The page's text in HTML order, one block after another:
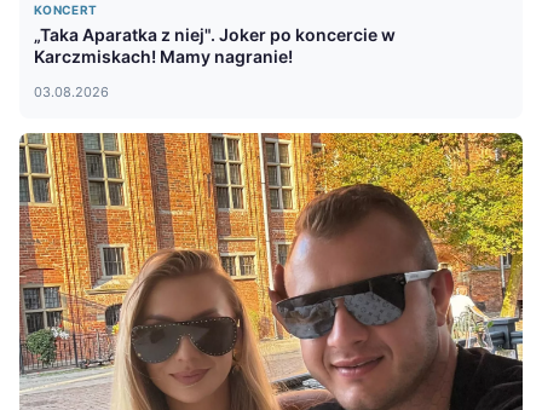
KONCERT
„Taka Aparatka z niej". Joker po koncercie w
Karczmiskach! Mamy nagranie!
03.08.2026